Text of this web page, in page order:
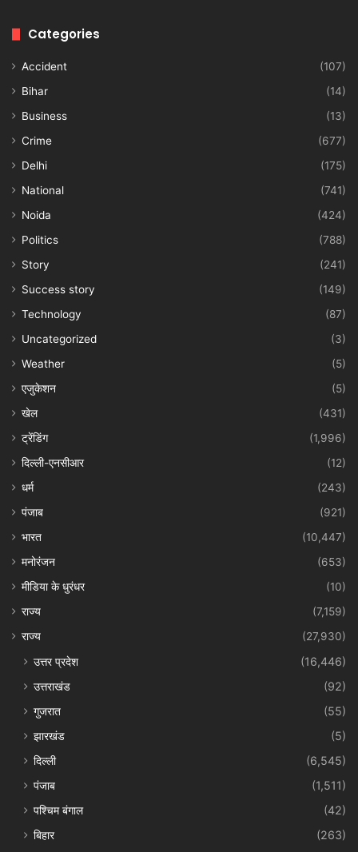
Categories
Accident
(107)
Bihar
(14)
Business
(13)
Crime
(677)
Delhi
(175)
National
(741)
Noida
(424)
Politics
(788)
Story
(241)
Success story
(149)
Technology
(87)
Uncategorized
(3)
Weather
(5)
एजुकेशन
(5)
खेल
(431)
ट्रेंडिंग
(1,996)
दिल्ली-एनसीआर
(12)
धर्म
(243)
पंजाब
(921)
भारत
(10,447)
मनोरंजन
(653)
मीडिया के धुरंधर
(10)
राज्य
(7,159)
राज्य
(27,930)
उत्तर प्रदेश
(16,446)
उत्तराखंड
(92)
गुजरात
(55)
झारखंड
(5)
दिल्ली
(6,545)
पंजाब
(1,511)
पश्चिम बंगाल
(42)
बिहार
(263)